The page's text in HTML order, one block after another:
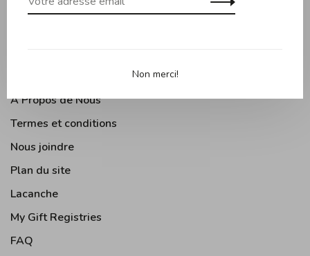
Moments Gourmands
À Propos de Nous
Termes et conditions
Nous joindre
Plan du site
Lacanche
My Gift Registries
FAQ
Non merci!